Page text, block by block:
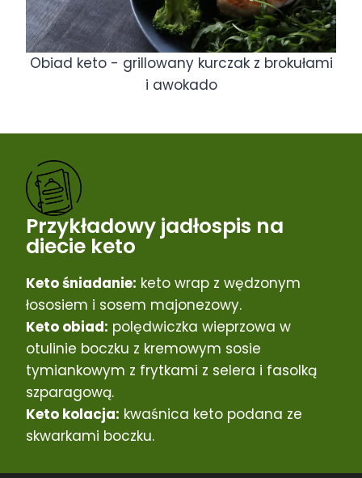
Obiad keto - grillowany kurczak z brokułami
i awokado
Przykładowy jadłospis na
diecie keto
Keto śniadanie: keto wrap z wędzonym
łososiem i sosem majonezowy.
Keto obiad: polędwiczka wieprzowa w
otulinie boczku z kremowym sosie
tymiankowym z frytkami z selera i fasolką
szparagową.
Keto kolacja: kwaśnica keto podana ze
skwarkami boczku.